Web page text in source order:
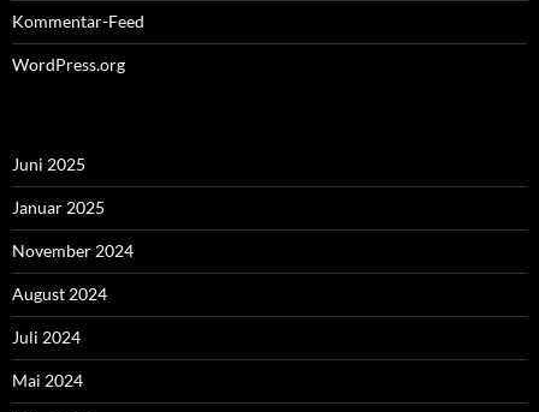
Kommentar-Feed
WordPress.org
Juni 2025
Januar 2025
November 2024
August 2024
Juli 2024
Mai 2024